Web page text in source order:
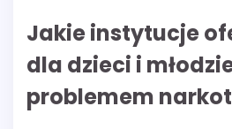
Jakie instytucje
dla dzieci i
problemem